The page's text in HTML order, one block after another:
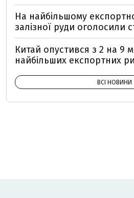
На найбільшому
залізної руди оголосили
Китай опустився з 2 на 9
найбільших експортних
ВСІ НОВИНИ